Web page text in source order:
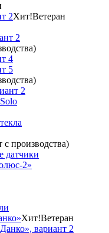
2Хит!Ветеран
2
4
5
2
с производства)
датчики
2»
Хит!Ветеран
вариант 2